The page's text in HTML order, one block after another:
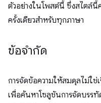
ตัวอย่างในโพสต์นี้ ซึ่งสไตล์นี้
ครั้งเดียวสำหรับทุกภาษา
ข้อจำกัด
การจัดข้อความให้สมดุลไม่ใช่
เพื่อค้นหาโซลูชันการจัดบรร